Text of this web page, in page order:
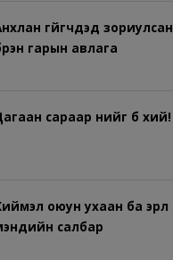
гүйгчдэд зориулсан
гарын авлага
сараар үүнийг бүү хий!
оюун ухаан ба эрүүл
салбар